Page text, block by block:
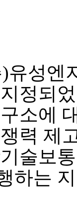
유성엔
정되
소에
력 제
술보
하는